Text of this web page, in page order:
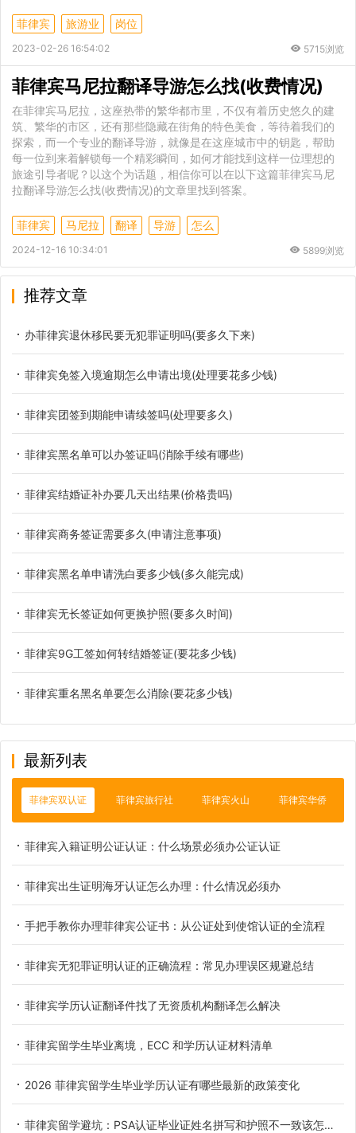
菲律宾 旅游业 岗位
2023-02-26 16:54:02 5715浏览
菲律宾马尼拉翻译导游怎么找(收费情况)
在菲律宾马尼拉，这座热带的繁华都市里，不仅有着历史悠久的建
筑、繁华的市区，还有那些隐藏在街角的特色美食，等待着我们的
探索，而一个专业的翻译导游，就像是在这座城市中的钥匙，帮助
每一位到来着解锁每一个精彩瞬间，如何才能找到这样一位理想的
旅途引导者呢？以这个为话题，相信你可以在以下这篇菲律宾马尼
拉翻译导游怎么找(收费情况)的文章里找到答案。
菲律宾 马尼拉 翻译 导游 怎么
2024-12-16 10:34:01 5899浏览
推荐文章
办菲律宾退休移民要无犯罪证明吗(要多久下来)
菲律宾免签入境逾期怎么申请出境(处理要花多少钱)
菲律宾团签到期能申请续签吗(处理要多久)
菲律宾黑名单可以办签证吗(消除手续有哪些)
菲律宾结婚证补办要几天出结果(价格贵吗)
菲律宾商务签证需要多久(申请注意事项)
菲律宾黑名单申请洗白要多少钱(多久能完成)
菲律宾无长签证如何更换护照(要多久时间)
菲律宾9G工签如何转结婚签证(要花多少钱)
菲律宾重名黑名单要怎么消除(要花多少钱)
最新列表
菲律宾双认证 菲律宾旅行社 菲律宾火山 菲律宾华侨
菲律宾入籍证明公证认证：什么场景必须办公证认证
菲律宾出生证明海牙认证怎么办理：什么情况必须办
手把手教你办理菲律宾公证书：从公证处到使馆认证的全流程
菲律宾无犯罪证明认证的正确流程：常见办理误区规避总结
菲律宾学历认证翻译件找了无资质机构翻译怎么解决
菲律宾留学生毕业离境，ECC 和学历认证材料清单
2026 菲律宾留学生毕业学历认证有哪些最新的政策变化
菲律宾留学避坑：PSA认证毕业证姓名拼写和护照不一致该怎么处理